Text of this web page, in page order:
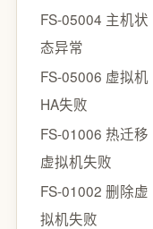
FS-05004 主机状
态异常
FS-05006 虚拟机
HA失败
FS-01006 热迁移
虚拟机失败
FS-01002 删除虚
拟机失败